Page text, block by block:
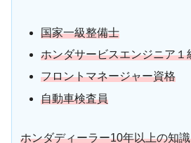
国家一級整備士
ホンダサービスエンジニア１
フロントマネージャー資格
自動車検査員
ホンダディーラー10年以上の知